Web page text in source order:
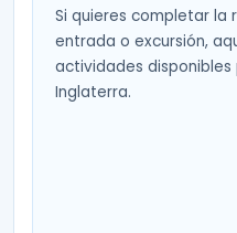
Si quieres completar la
entrada o excursión,
actividades
Inglaterra.